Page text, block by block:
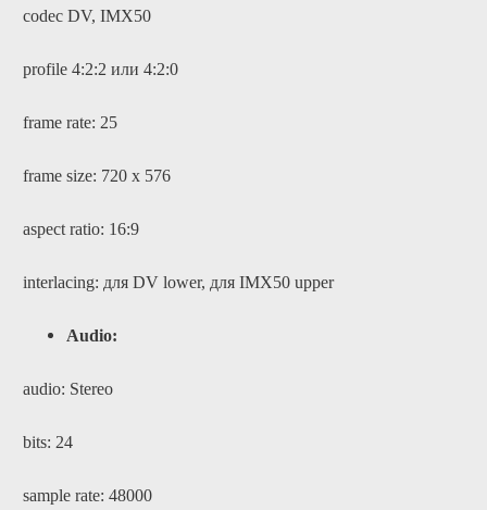
codec DV, IMX50
profile 4:2:2 или 4:2:0
frame rate: 25
frame size: 720 x 576
aspect ratio: 16:9
interlacing: для DV lower, дляIMX50 upper
Audio:
audio: Stereo
bits: 24
sample rate: 48000